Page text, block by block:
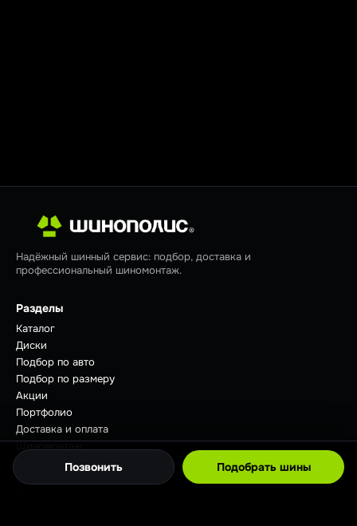
Позвонить Подобрать шины
Надёжный шинный сервис: подбор, доставка и
профессиональный шиномонтаж.
Разделы
Каталог
Диски
Подбор по авто
Подбор по размеру
Акции
Портфолио
Доставка и оплата
Шиномонтаж
Советы